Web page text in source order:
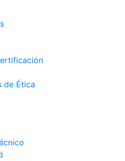
de Ética